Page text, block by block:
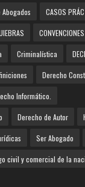
CASOS
CONVENCIONES
Criminalística
Derecho
Informático.
Derecho de Autor
Ser Abogado
civil y comercial de la